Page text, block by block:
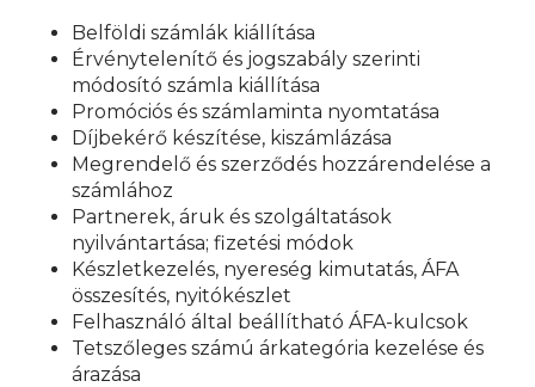
Belföldi számlák kiállítása
Érvénytelenítő és jogszabály szerinti
módosító számla kiállítása
Promóciós és számlaminta nyomtatása
Díjbekérő készítése, kiszámlázása
Megrendelő és szerződés hozzárendelése a
számlához
Partnerek, áruk és szolgáltatások
nyilvántartása; fizetési módok
Készletkezelés, nyereség kimutatás, ÁFA
összesítés, nyitókészlet
Felhasználó által beállítható ÁFA-kulcsok
Tetszőleges számú árkategória kezelése és
árazása